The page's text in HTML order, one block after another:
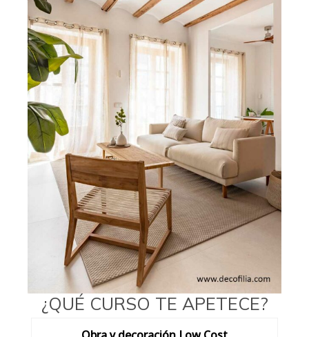
¿QUÉ CURSO TE APETECE?